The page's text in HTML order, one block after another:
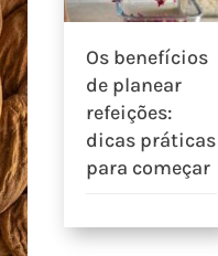
Os benefícios
de planear
refeições:
dicas práticas
para começar